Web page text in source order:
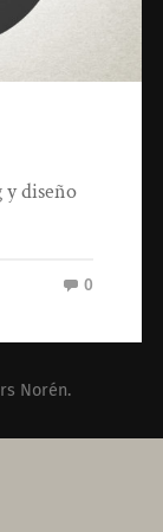
y diseño
0
Norén.